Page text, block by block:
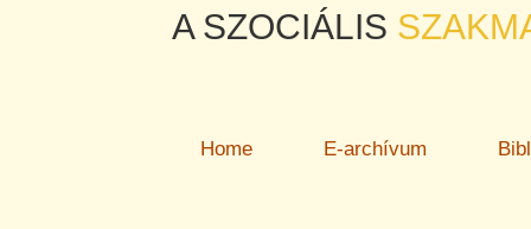
A SZOCIÁLIS
Home E-archívum